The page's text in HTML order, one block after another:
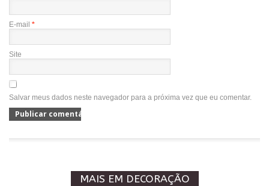
E-mail *
Site
Salvar meus dados neste navegador para a próxima vez que eu comentar.
MAIS EM DECORAÇÃO